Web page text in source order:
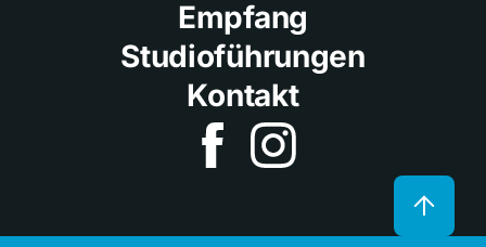
Empfang
Studioführungen
Kontakt